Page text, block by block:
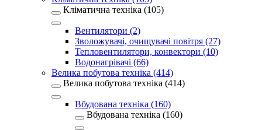
Кліматична техніка (105)
Вентилятори (2)
Зволожувачі, очищувачі повітря (27)
Тепловентилятори, конвектори (10)
Водонагрівачі (66)
Велика побутова техніка (414)
Велика побутова техніка (414)
Вбудована техніка (160)
Вбудована техніка (160)